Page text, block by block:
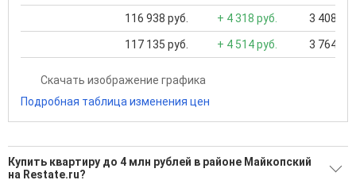
116 938 руб. + 4 318 руб. 3 408
117 135 руб. + 4 514 руб. 3 764
Скачать изображение графика
Подробная таблица изменения цен
Купить квартиру до 4 млн рублей в районе Майкопский
на Restate.ru?